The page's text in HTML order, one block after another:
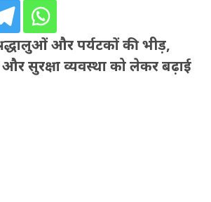
और पर्यटकों की भीड़,
सुरक्षा व्यवस्था को लेकर बढ़ाई